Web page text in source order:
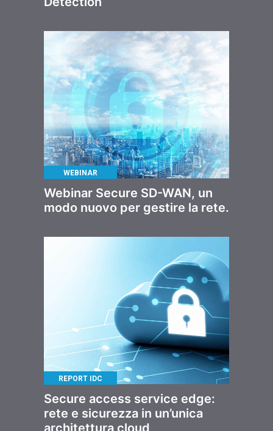
WEBINAR
Webinar Secure SD-WAN, un
modo nuovo per gestire la rete.
REPORT IDC
Secure access service edge:
rete e sicurezza in un’unica
architettura cloud